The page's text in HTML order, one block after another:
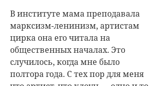
В институте мама преподавала
марксизм-ленинизм, артистам
цирка она его читала на
общественных началах. Это
случилось, когда мне было
полтора года. С тех пор для меня